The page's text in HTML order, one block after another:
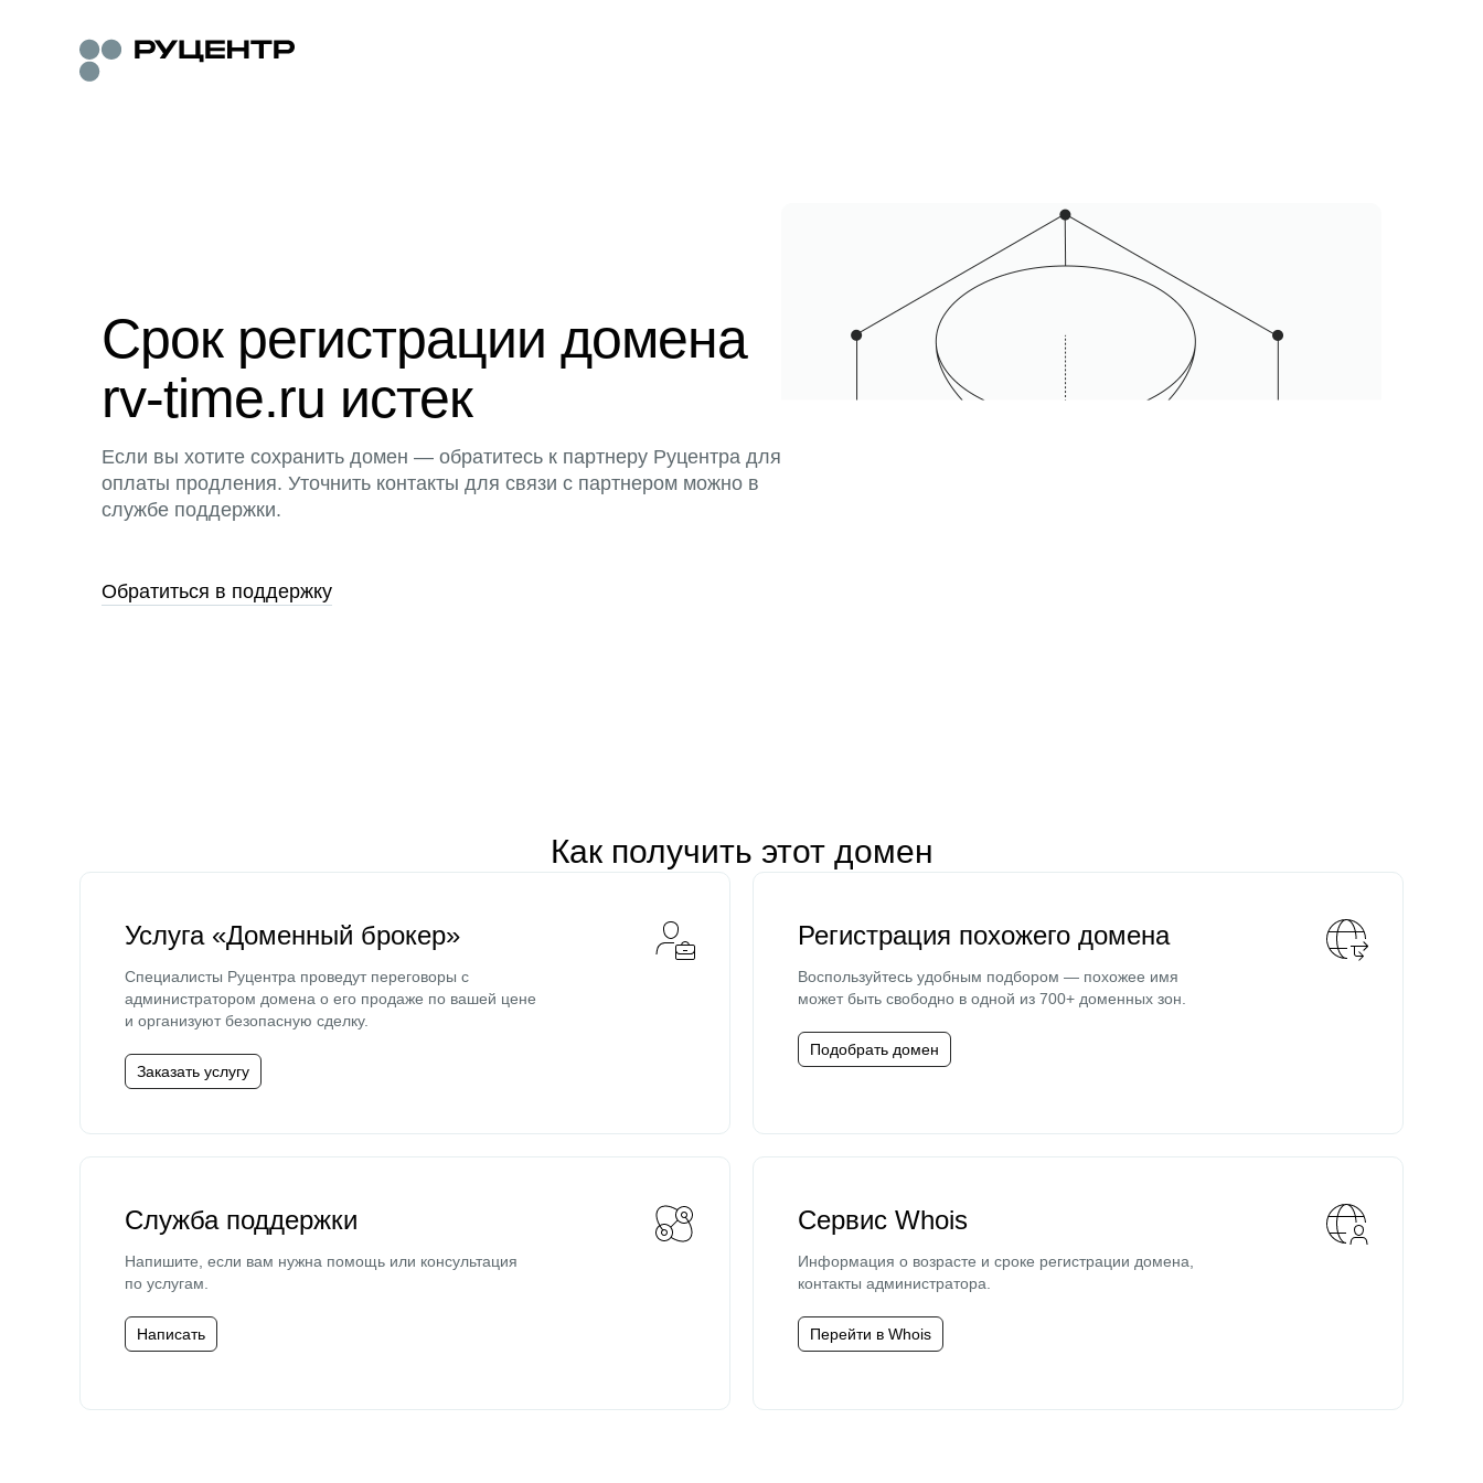
Срок регистрации домена
rv-time.ru истек
Если вы хотите сохранить домен — обратитесь к партнеру Руцентра для
оплаты продления. Уточнить контакты для связи с партнером можно в
службе поддержки.
Обратиться в поддержку
Как получить этот домен
Услуга «Доменный брокер»
Специалисты Руцентра проведут переговоры с
администратором домена о его продаже по вашей цене
и организуют безопасную сделку.
Заказать услугу
Регистрация похожего домена
Воспользуйтесь удобным подбором — похожее имя
может быть свободно в одной из 700+ доменных зон.
Подобрать домен
Служба поддержки
Напишите, если вам нужна помощь или консультация
по услугам.
Написать
Сервис Whois
Информация о возрасте и сроке регистрации домена,
контакты администратора.
Перейти в Whois